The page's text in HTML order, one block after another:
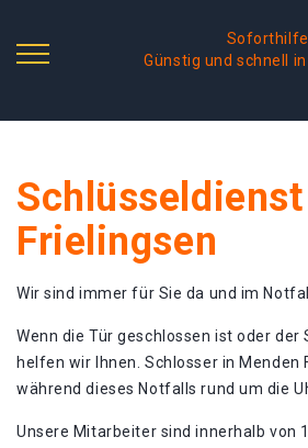
Günstig und schnell
Frielingsen
Wir sind immer für Sie da und im
Wenn die Tür geschlossen ist oder der
helfen wir Ihnen. Schlosser in Menden
während dieses Notfalls rund um die
Unsere Mitarbeiter sind innerhalb von